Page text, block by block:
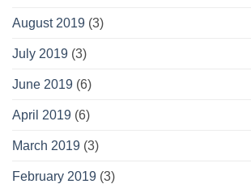
August 2019 (3)
July 2019 (3)
June 2019 (6)
April 2019 (6)
March 2019 (3)
February 2019 (3)